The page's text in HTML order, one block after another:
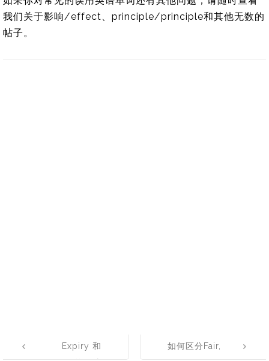
我们关于影响/effect、principle/principle和其他无数的
帖子。
navigation
Expiry 和
如何区分Fair,